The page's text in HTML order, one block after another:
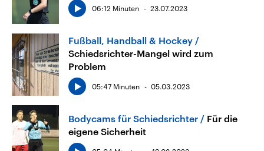
06:12 Minuten 23.07.2023
Fußball, Handball & Hockey
Schiedsrichter-Mangel wird zum
Problem
05:47 Minuten 05.03.2023
Bodycams für Schiedsrichter
Für die
eigene Sicherheit